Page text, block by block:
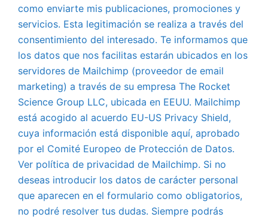
como enviarte mis publicaciones, promociones y
servicios. Esta legitimación se realiza a través del
consentimiento del interesado. Te informamos que
los datos que nos facilitas estarán ubicados en los
servidores de Mailchimp (proveedor de email
marketing) a través de su empresa The Rocket
Science Group LLC, ubicada en EEUU. Mailchimp
está acogido al acuerdo EU-US Privacy Shield,
cuya información está disponible aquí, aprobado
por el Comité Europeo de Protección de Datos.
Ver política de privacidad de Mailchimp. Si no
deseas introducir los datos de carácter personal
que aparecen en el formulario como obligatorios,
no podré resolver tus dudas. Siempre podrás